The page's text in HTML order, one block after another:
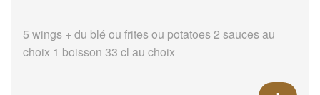
5 wings + du blé ou frites ou potatoes 2 sauces au
choix 1 boisson 33 cl au choix